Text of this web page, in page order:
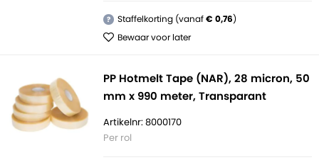
? Staffelkorting (vanaf€ 0,76)
Bewaar voor later
PP Hotmelt Tape (NAR), 28 micron, 50
mm x 990 meter, Transparant
Artikelnr: 8000170
Per rol